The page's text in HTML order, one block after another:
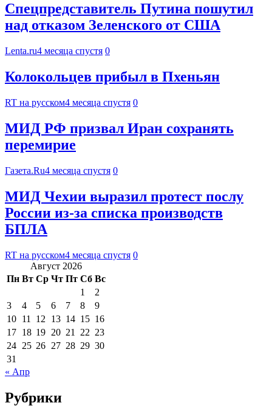
Спецпредставитель Путина пошутил
над отказом Зеленского от США
Lenta.ru4 месяца спустя 0
Колокольцев прибыл в Пхеньян
RT на русском4 месяца спустя 0
МИД РФ призвал Иран сохранять
перемирие
Газета.Ru4 месяца спустя 0
МИД Чехии выразил протест послу
России из-за списка производств
БПЛА
RT на русском4 месяца спустя 0
Август 2026
Пн Вт Ср Чт Пт Сб Вс
1
2
3
4 5 6 7 8
9
10 11 12 13 14 15 16
17 18 19 20 21 22 23
24 25 26 27 28 29 30
31
« Апр
Рубрики